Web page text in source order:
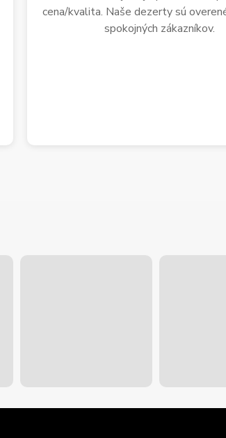
cena/kvalita. Naše dezerty sú
spokojných zákazníkov.